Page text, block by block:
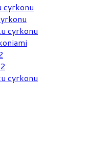
cyrkonu
cyrkonu
cyrkonu